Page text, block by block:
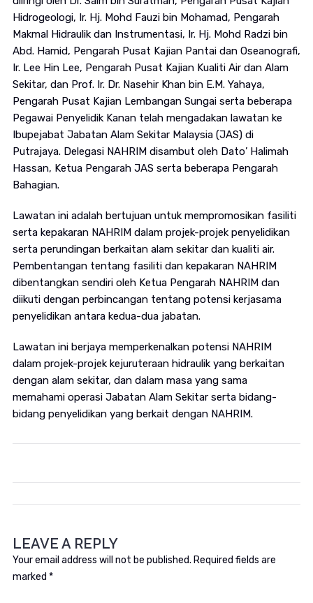
Hidrogeologi, Ir. Hj. Mohd Fauzi bin Mohamad, Pengarah
Makmal Hidraulik dan Instrumentasi, Ir. Hj. Mohd Radzi bin
Abd. Hamid, Pengarah Pusat Kajian Pantai dan Oseanografi,
Ir. Lee Hin Lee, Pengarah Pusat Kajian Kualiti Air dan Alam
Sekitar, dan Prof. Ir. Dr. Nasehir Khan bin E.M. Yahaya,
Pengarah Pusat Kajian Lembangan Sungai serta beberapa
Pegawai Penyelidik Kanan telah mengadakan lawatan ke
Ibupejabat Jabatan Alam Sekitar Malaysia (JAS) di
Putrajaya. Delegasi NAHRIM disambut oleh Dato’ Halimah
Hassan, Ketua Pengarah JAS serta beberapa Pengarah
Bahagian.
Lawatan ini adalah bertujuan untuk mempromosikan fasiliti
serta kepakaran NAHRIM dalam projek-projek penyelidikan
serta perundingan berkaitan alam sekitar dan kualiti air.
Pembentangan tentang fasiliti dan kepakaran NAHRIM
dibentangkan sendiri oleh Ketua Pengarah NAHRIM dan
diikuti dengan perbincangan tentang potensi kerjasama
penyelidikan antara kedua-dua jabatan.
Lawatan ini berjaya memperkenalkan potensi NAHRIM
dalam projek-projek kejuruteraan hidraulik yang berkaitan
dengan alam sekitar, dan dalam masa yang sama
memahami operasi Jabatan Alam Sekitar serta bidang-
bidang penyelidikan yang berkait dengan NAHRIM.
LEAVE A REPLY
Your email address will not be published. Required fields are
marked *